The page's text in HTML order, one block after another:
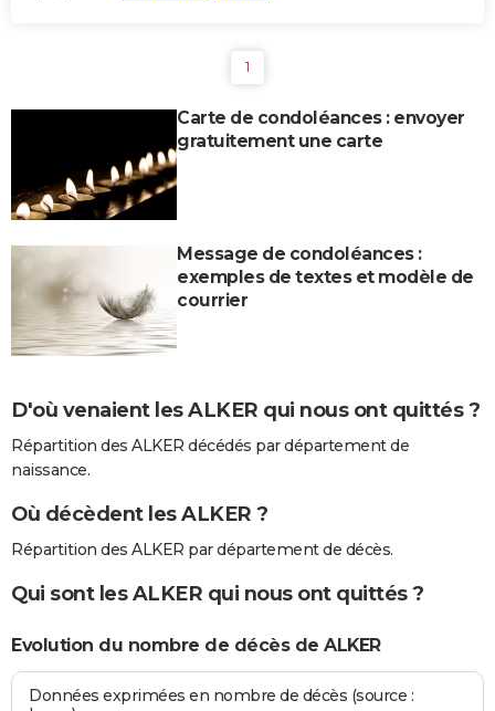
1
Carte de condoléances : envoyer
gratuitement une carte
Message de condoléances :
exemples de textes et modèle de
courrier
D'où venaient les ALKER qui nous ont quittés ?
Répartition des ALKER décédés par département de
naissance.
Où décèdent les ALKER ?
Répartition des ALKER par département de décès.
Qui sont les ALKER qui nous ont quittés ?
Evolution du nombre de décès de ALKER
Données exprimées en nombre de décès (source :